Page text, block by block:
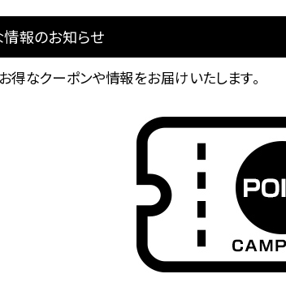
情報のお知らせ
得なクーポンや情報をお届けいたします。